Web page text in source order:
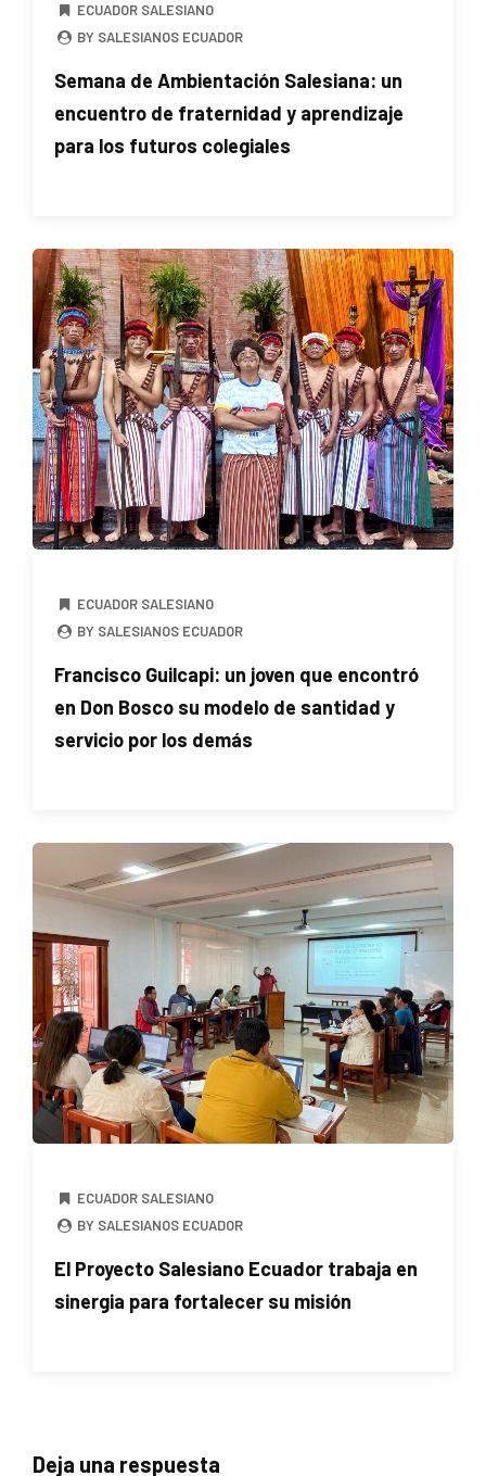
ECUADOR SALESIANO
BY SALESIANOS ECUADOR
Semana de Ambientación Salesiana: un
encuentro de fraternidad y aprendizaje
para los futuros colegiales
ECUADOR SALESIANO
BY SALESIANOS ECUADOR
Francisco Guilcapi: un joven que encontró
en Don Bosco su modelo de santidad y
servicio por los demás
ECUADOR SALESIANO
BY SALESIANOS ECUADOR
El Proyecto Salesiano Ecuador trabaja en
sinergia para fortalecer su misión
Deja una respuesta